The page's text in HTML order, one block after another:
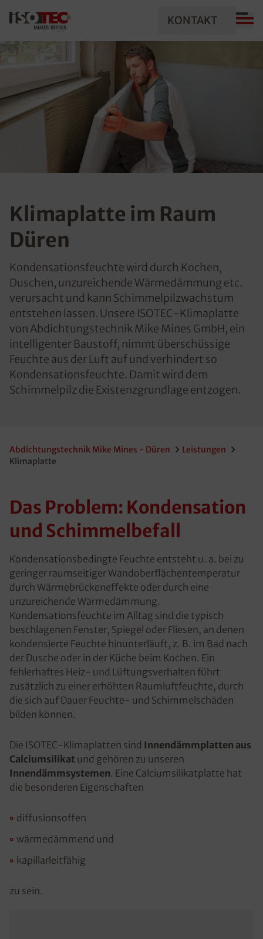
KONTAKT
Klimaplatte im Raum
Düren
Kondensationsfeuchte wird durch Kochen,
Duschen, unzureichende Wärmedämmung etc.
verursacht und kann Schimmelpilzwachstum
entstehen lassen. Unsere ISOTEC-Klimaplatte
von Abdichtungstechnik Mike Mines GmbH, ein
intelligenter Baustoff, nimmt überschüssige
Feuchte aus der Luft auf und verhindert so
Kondensationsfeuchte. Damit wird dem
Schimmelpilz die Existenzgrundlage entzogen.
Abdichtungstechnik Mike Mines - Düren
Leistungen
Klimaplatte
Das Problem: Kondensation
und Schimmelbefall
Kondensationsbedingte Feuchte entsteht u. a. bei zu
geringer raumseitiger Wandoberflächentemperatur
durch Wärmebrückeneffekte oder durch eine
unzureichende Wärmedämmung.
Kondensationsfeuchte im Alltag sind die typisch
beschlagenen Fenster, Spiegel oder Fliesen, an denen
kondensierte Feuchte hinunterläuft, z. B. im Bad nach
der Dusche oder in der Küche beim Kochen. Ein
fehlerhaftes Heiz- und Lüftungsverhalten führt
zusätzlich zu einer erhöhten Raumluftfeuchte, durch
die sich auf Dauer Feuchte- und Schimmelschäden
bilden können.
Die ISOTEC-Klimaplatten sind Innendämmplatten aus
Calciumsilikat und gehören zu unseren
Innendämmsystemen. Eine Calciumsilikatplatte hat
die besonderen Eigenschaften
diffusionsoffen
wärmedämmend und
kapillarleitfähig
zu sein.